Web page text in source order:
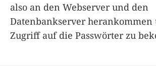
also an den Webserver und den
Datenbankserver herankommen
Zugriff auf die Passwörter zu